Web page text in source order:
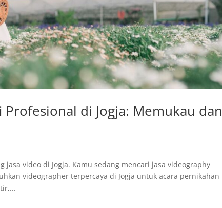
Profesional di Jogja: Memukau dan
video di Jogja. Kamu sedang mencari jasa videography
videographer terpercaya di Jogja untuk acara pernikahan